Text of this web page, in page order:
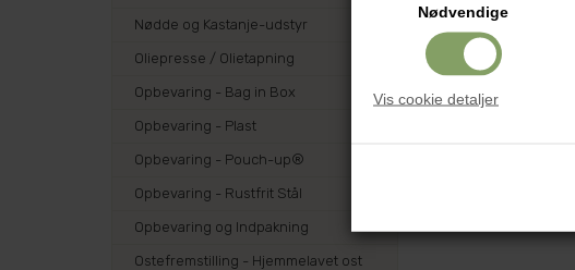
Nødvendige
Vis cookie detaljer
Nødde og Kastanje-udstyr
Oliepresse / Olietapning
Opbevaring - Bag in Box
Opbevaring - Plast
Opbevaring - Pouch-up®
Opbevaring - Rustfrit Stål
Opbevaring og Indpakning
Ostefremstilling - Hjemmelavet ost